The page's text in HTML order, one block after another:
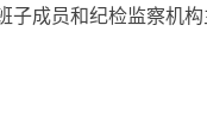
子成员和纪检监察机